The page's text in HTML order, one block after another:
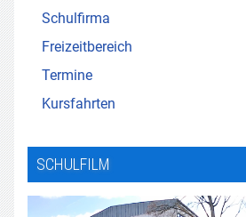
Schulfirma
Freizeitbereich
Termine
Kursfahrten
SCHULFILM